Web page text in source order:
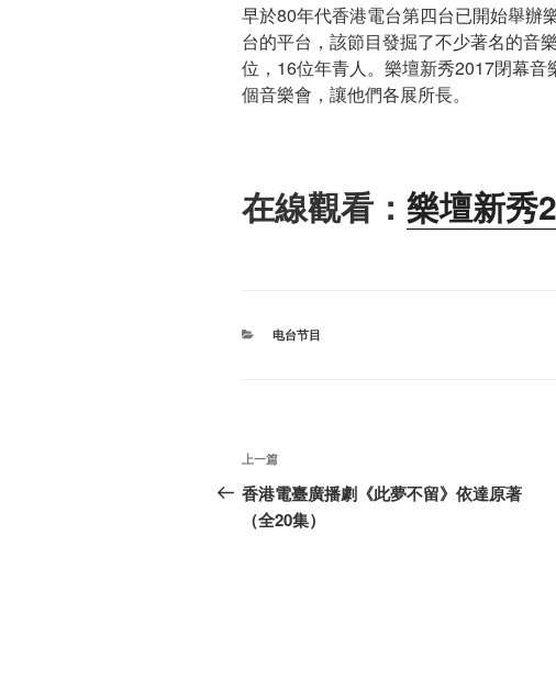
早於80年代香港電台第四台已開始舉辦
台的平台，該節目發掘了不少著名的音
位，16位年青人。樂壇新秀2017閉幕
個音樂會，讓他們各展所長。
在線觀看： 樂壇新秀
分
电台节目
文
章
导
上
一
篇
上一篇
香港電臺廣播劇《此夢不留》依達原著
（全20集）